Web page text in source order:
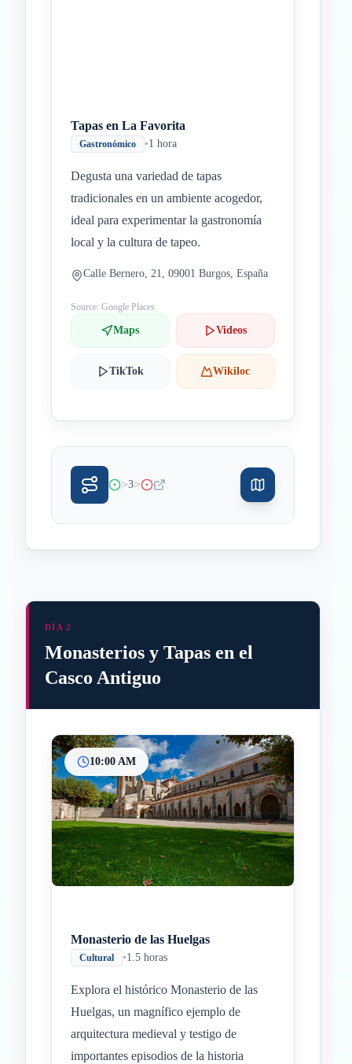
Tapas en La Favorita
Gastronómico •1 hora
Degusta una variedad de tapas
tradicionales en un ambiente acogedor,
ideal para experimentar la gastronomía
local y la cultura de tapeo.
Calle Bernero, 21, 09001 Burgos, España
Source: Google Places
Maps Videos
TikTok Wikiloc
>3>
InicioParadas intermedias
Final
DÍA 2
Monasterios y Tapas en el
Casco Antiguo
10:00 AM
Monasterio de las Huelgas
Cultural •1.5 horas
Explora el histórico Monasterio de las
Huelgas, un magnífico ejemplo de
arquitectura medieval y testigo de
importantes episodios de la historia